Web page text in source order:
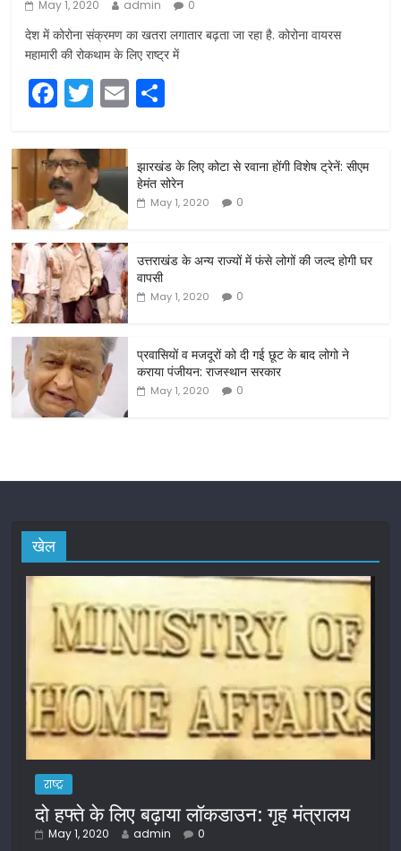
May 1, 2020 admin 0
देश में कोरोना संक्रमण का खतरा लगातार बढ़ता जा रहा है. कोरोना वायरस
महामारी की रोकथाम के लिए राष्ट्र में
F
a
c
e
b
o
o
k
T
w
itt
er
E
m
ar
e
झारखंड के लिए कोटा से रवाना होंगी विशेष ट्रेनें: सीएम
हेमंत सोरेन
May 1, 2020 0
उत्तराखंड के अन्य राज्यों में फंसे लोगों की जल्द होगी घर
वापसी
May 1, 2020 0
प्रवासियों व मजदूरों को दी गई छूट के बाद लोगो ने
कराया पंजीयन: राजस्थान सरकार
May 1, 2020 0
खेल
राष्ट्र
दो हफ्ते के लिए बढ़ाया लॉकडाउन: गृह मंत्रालय
May 1, 2020 admin 0